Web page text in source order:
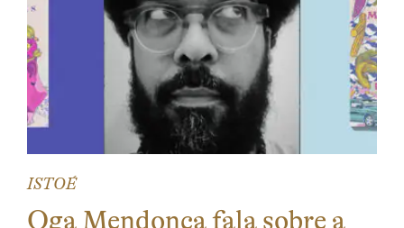
ISTOÉ
Oga Mendonça fala sobre a